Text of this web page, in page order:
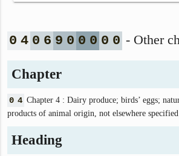
0 4 0 6 9 0 0 0 0 0 - Other
Chapter
0 4 Chapter 4 : Dairy produce; birds’ eggs;
products of animal origin, not elsewhere
Heading